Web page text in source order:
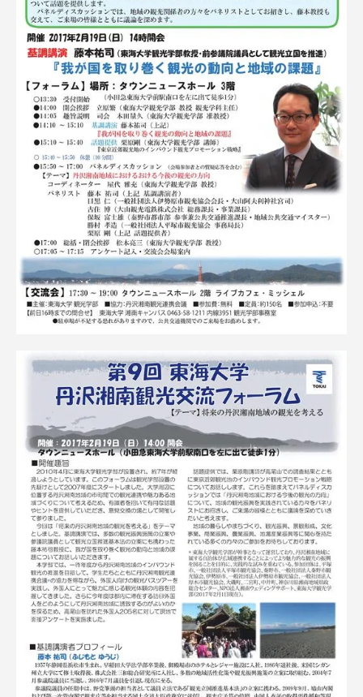
卒業にあたってのアンケート
認証評価
教育研究上の目的及び養成する人材像と３つの
ポリシー
資料請求 お問い合わせ
在学生・保護者向けポータル（TIPS） 本学教職員向け情報
中文